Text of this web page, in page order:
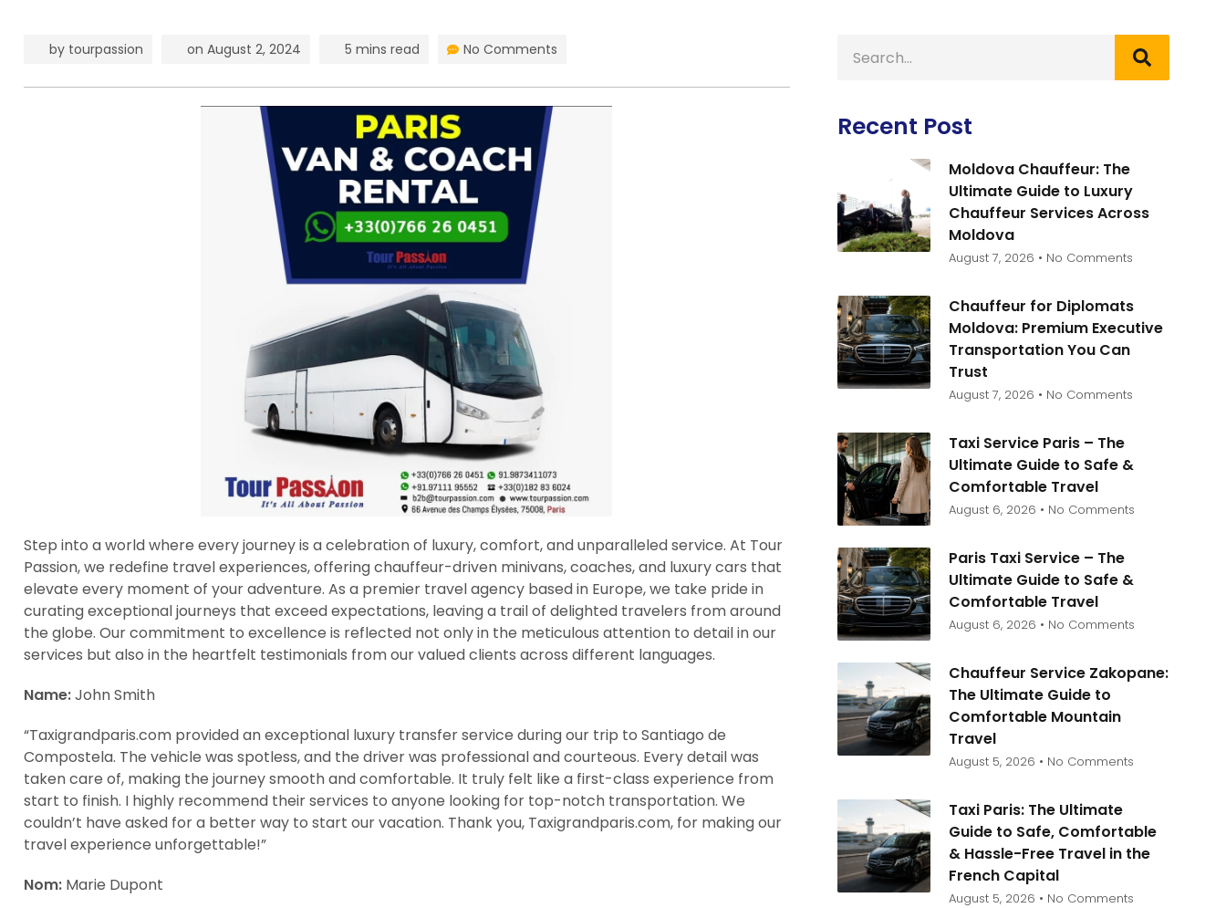
by tourpassion on August 2, 2024 5 mins read No Comments
Step into a world where every journey is a celebration of luxury, comfort, and unparalleled service. At Tour
Passion, we redefine travel experiences, offering chauffeur-driven minivans, coaches, and luxury cars that
elevate every moment of your adventure. As a premier travel agency based in Europe, we take pride in
curating exceptional journeys that exceed expectations, leaving a trail of delighted travelers from around
the globe. Our commitment to excellence is reflected not only in the meticulous attention to detail in our
services but also in the heartfelt testimonials from our valued clients across different languages.
Name:John Smith
“Taxigrandparis.com provided an exceptional luxury transfer service during our trip to Santiago de
Compostela. The vehicle was spotless, and the driver was professional and courteous. Every detail was
taken care of, making the journey smooth and comfortable. It truly felt like a first-class experience from
start to finish. I highly recommend their services to anyone looking for top-notch transportation. We
couldn’t have asked for a better way to start our vacation. Thank you, Taxigrandparis.com, for making our
travel experience unforgettable!”
Nom: Marie Dupont
Recent Post
Moldova Chauffeur: The
Ultimate Guide to Luxury
Chauffeur Services Across
Moldova
August 7, 2026 No Comments
Chauffeur for Diplomats
Moldova: Premium Executive
Transportation You Can
Trust
August 7, 2026 No Comments
Taxi Service Paris – The
Ultimate Guide to Safe &
Comfortable Travel
August 6, 2026 No Comments
Paris Taxi Service – The
Ultimate Guide to Safe &
Comfortable Travel
August 6, 2026 No Comments
Chauffeur Service Zakopane:
The Ultimate Guide to
Comfortable Mountain
Travel
August 5, 2026 No Comments
Taxi Paris: The Ultimate
Guide to Safe, Comfortable
& Hassle-Free Travel in the
French Capital
August 5, 2026 No Comments